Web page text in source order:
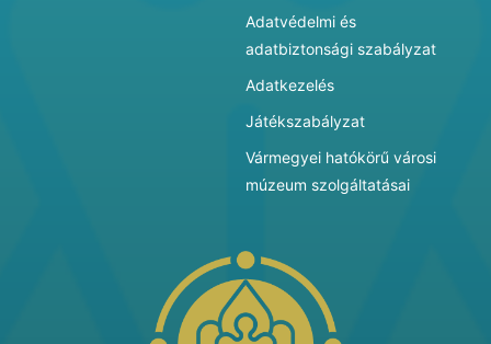
Adatvédelmi és
adatbiztonsági szabályzat
Adatkezelés
Játékszabályzat
Vármegyei hatókörű városi
múzeum szolgáltatásai